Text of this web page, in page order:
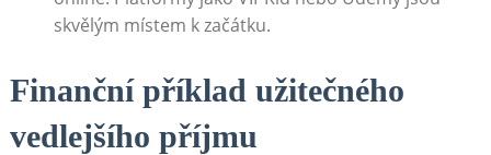
skvělým místem k⁢ začátku.
Finanční příklad užitečného
vedlejšího příjmu